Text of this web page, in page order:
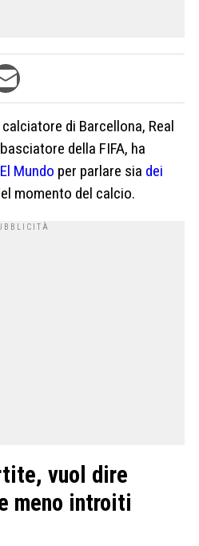
di Barcellona, Real
della FIFA, ha
Mundo per parlare sia dei
momento del calcio.
vuol dire
meno introiti